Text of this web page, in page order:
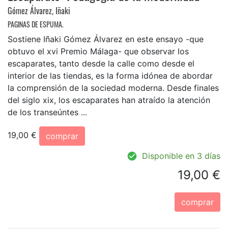
Gómez Álvarez, Iñaki
PAGINAS DE ESPUMA.
Sostiene Iñaki Gómez Álvarez en este ensayo -que
obtuvo el xvi Premio Málaga- que observar los
escaparates, tanto desde la calle como desde el
interior de las tiendas, es la forma idónea de abordar
la comprensión de la sociedad moderna. Desde finales
del siglo xix, los escaparates han atraído la atención
de los transeúntes ...
19,00 €
comprar
Disponible en 3 días
19,00 €
comprar